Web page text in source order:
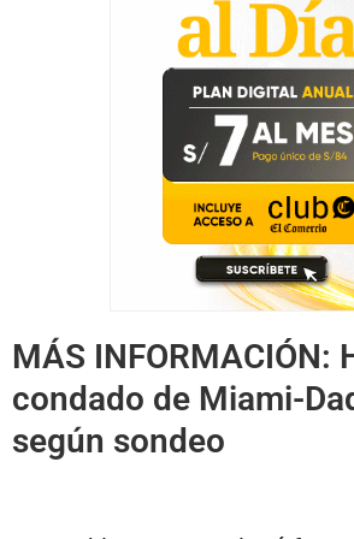
MÁS INFORMACIÓN:
condado de Miami-
según sondeo